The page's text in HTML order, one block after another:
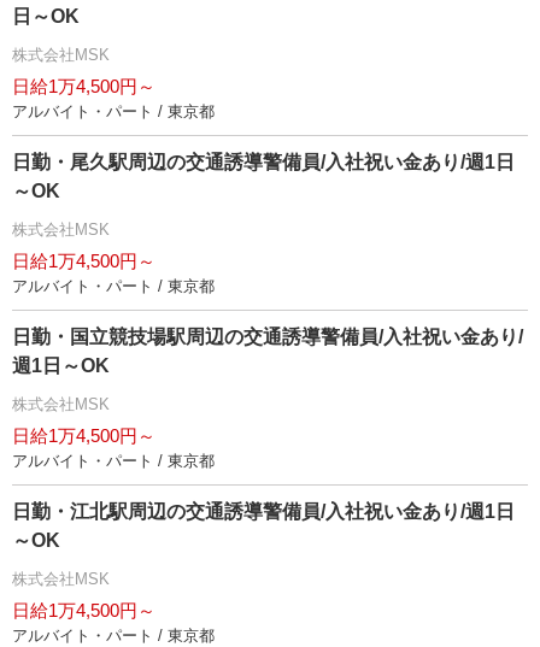
日～OK
株式会社MSK
日給1万4,500円～
アルバイト・パート / 東京都
日勤・尾久駅周辺の交通誘導警備員/入社祝い金あり/週1日
～OK
株式会社MSK
日給1万4,500円～
アルバイト・パート / 東京都
日勤・国立競技場駅周辺の交通誘導警備員/入社祝い金あり/
週1日～OK
株式会社MSK
日給1万4,500円～
アルバイト・パート / 東京都
日勤・江北駅周辺の交通誘導警備員/入社祝い金あり/週1日
～OK
株式会社MSK
日給1万4,500円～
アルバイト・パート / 東京都